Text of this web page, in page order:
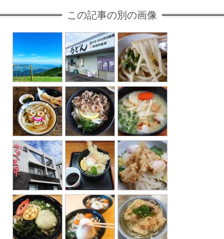
この記事の別の画像